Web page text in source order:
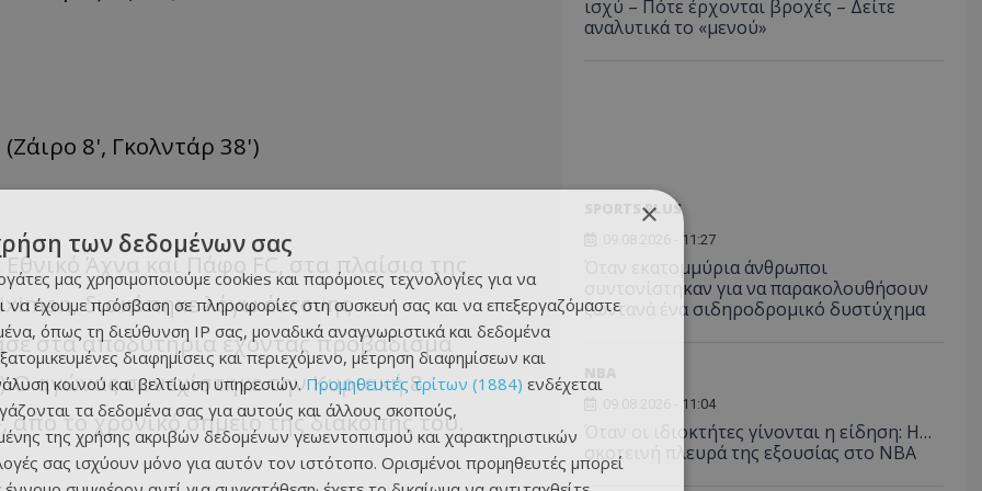
8', Γκολντάρ 38')
Άχνα και Πάφο FC, στα πλαίσια της
διακόπηκε λόγω έντονης
στα αποδυτήρια έχοντας προβάδισμα
αγώνας συνεχίστηκε την Κυριακή 8
το χρονικό σημείο της διακοπής του.
ισχύ – Πότε έρχονται βροχές – Δείτε
αναλυτικά το «μενού»
SPORTS PLUS
09.08.2026 - 11:27
Όταν εκατομμύρια άνθρωποι
συντονίστηκαν για να παρακολουθήσουν
ζωντανά ένα σιδηροδρομικό δυστύχημα
09.08.2026 - 11:04
Όταν οι ιδιοκτήτες γίνονται η είδηση: Η…
σκοτεινή πλευρά της εξουσίας στο NBA
×
των δεδομένων σας
μας χρησιμοποιούμε cookies και παρόμοιες τεχνολογίες για να
να έχουμε πρόσβαση σε πληροφορίες στη συσκευή σας και να επεξεργαζόμαστε
όπως τη διεύθυνση IP σας, μοναδικά αναγνωριστικά και δεδομένα
διαφημίσεις και περιεχόμενο, μέτρηση διαφημίσεων και
κοινού και βελτίωση υπηρεσιών.Προμηθευτές τρίτων (1884) ενδέχεται
τα δεδομένα σας για αυτούς και άλλους σκοπούς,
της χρήσης ακριβών δεδομένων γεωεντοπισμού και χαρακτηριστικών
σας ισχύουν μόνο για αυτόν τον ιστότοπο. Ορισμένοι προμηθευτές μπορεί